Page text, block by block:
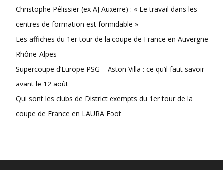
Christophe Pélissier (ex AJ Auxerre) : « Le travail dans les
centres de formation est formidable »
Les affiches du 1er tour de la coupe de France en Auvergne
Rhône-Alpes
Supercoupe d’Europe PSG – Aston Villa : ce qu’il faut savoir
avant le 12 août
Qui sont les clubs de District exempts du 1er tour de la
coupe de France en LAURA Foot